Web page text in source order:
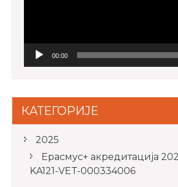
00:00
КАТЕГОРИЈЕ
2025
Ерасмус+ акредитацијa
KA121-VET-000334006